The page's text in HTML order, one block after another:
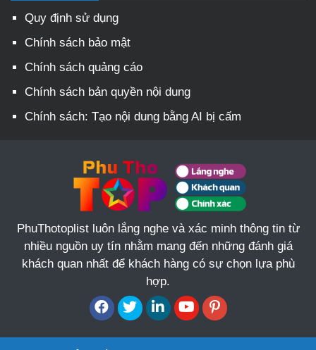
Quy định sử dụng
Chính sách bảo mật
Chính sách quảng cáo
Chính sách bản quyền nội dung
Chính sách: Tạo nội dung bằng AI bị cấm
PhuThotoplist luôn lắng nghe và xác minh thông tin từ
nhiều nguồn uy tín nhằm mang đến những đánh giá
khách quan nhất để khách hàng có sự chọn lựa phù
hợp.